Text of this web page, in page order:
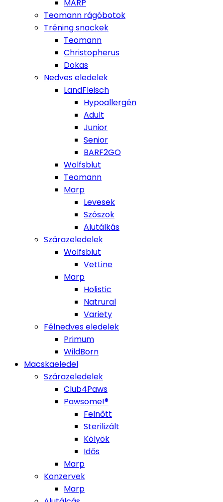
MARP
Teomann rágóbotok
Tréning snackek
Teomann
Christopherus
Dokas
Nedves eledelek
LandFleisch
Hypoallergén
Adult
Junior
Senior
BARF2GO
Wolfsblut
Teomann
Marp
Levesek
Szószok
Alutálkás
Szárazeledelek
Wolfsblut
VetLine
Marp
Holistic
Natrural
Variety
Félnedves eledelek
Primum
WildBorn
Macskaeledel
Szárazeledelek
Club4Paws
Pawsome!®
Felnőtt
Sterilizált
Kölyök
Idős
Marp
Konzervek
Marp